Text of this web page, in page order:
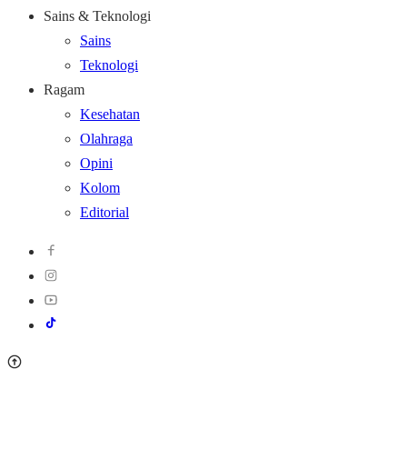
Sains & Teknologi
Sains
Teknologi
Ragam
Kesehatan
Olahraga
Opini
Kolom
Editorial